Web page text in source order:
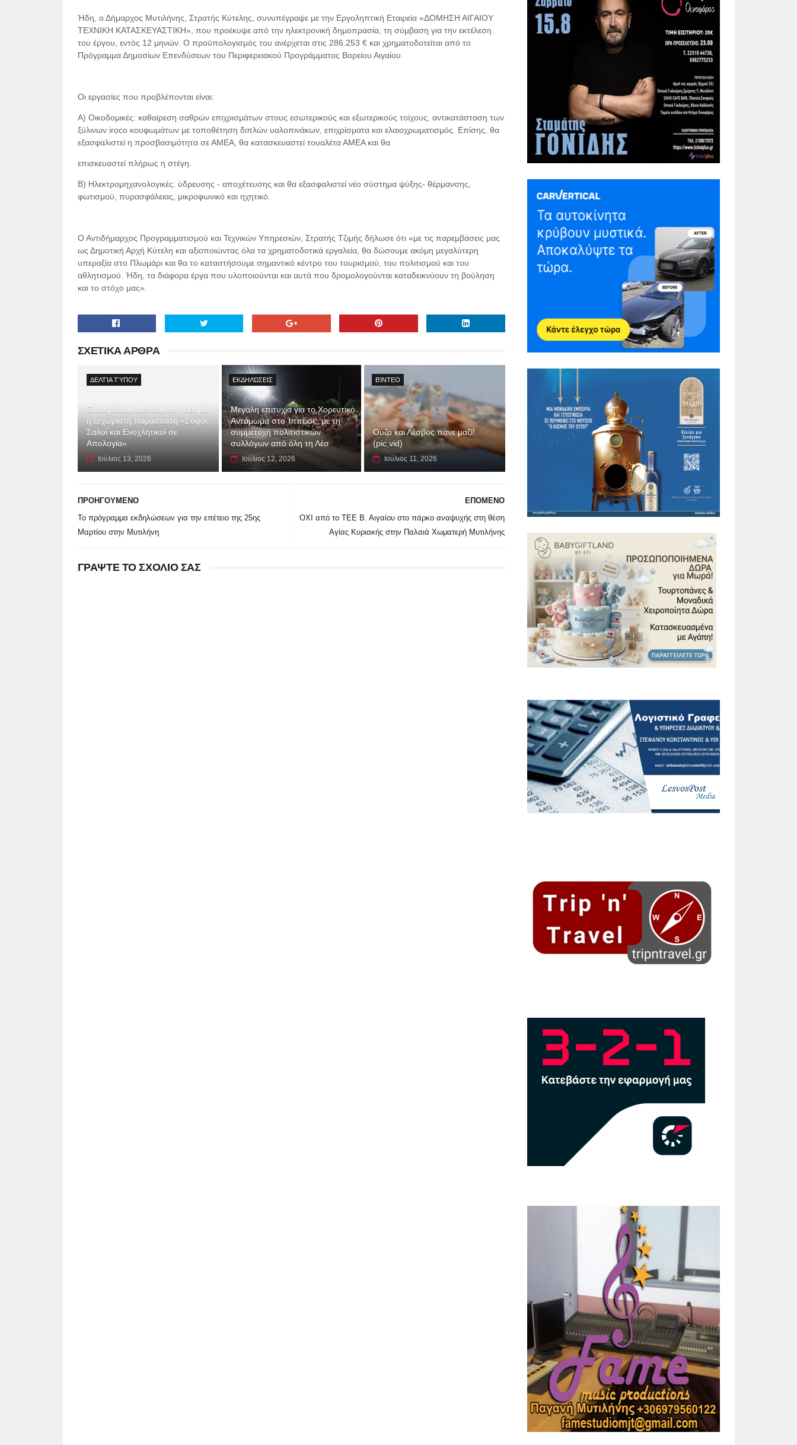
Ήδη, ο Δήμαρχος Μυτιλήνης, Στρατής Κύτελης, συνυπέγραψε με την Εργοληπτική Εταιρεία «ΔΟΜΗΣΗ ΑΙΓΑΙΟΥ
ΤΕΧΝΙΚΗ ΚΑΤΑΣΚΕΥΑΣΤΙΚΗ», που προέκυψε από την ηλεκτρονική δημοπρασία, τη σύμβαση για την εκτέλεση
του έργου, εντός 12 μηνών. Ο προϋπολογισμός του ανέρχεται στις 286.253 € και χρηματοδοτείται από το
Πρόγραμμα Δημοσίων Επενδύσεων του Περιφερειακού Προγράμματος Βορείου Αιγαίου.
Οι εργασίες που προβλέπονται είναι:
Α) Οικοδομικές: καθαίρεση σαθρών επιχρισμάτων στους εσωτερικούς και εξωτερικούς τοίχους, αντικατάσταση των
ξύλινων iroco κουφωμάτων με τοποθέτηση διπλών υαλοπινάκων, επιχρίσματα και ελαιοχρωματισμός. Επίσης, θα
εξασφαλιστεί η προσβασιμότητα σε ΑΜΕΑ, θα κατασκευαστεί τουαλέτα ΑΜΕΑ και θα
επισκευαστεί πλήρως η στέγη.
Β) Ηλεκτρομηχανολογικές: ύδρευσης - αποχέτευσης και θα εξασφαλιστεί νέο σύστημα ψύξης- θέρμανσης,
φωτισμού, πυρασφάλειας, μικροφωνικό και ηχητικό.
Ο Αντιδήμαρχος Προγραμματισμού και Τεχνικών Υπηρεσιών, Στρατής Τζιμής δήλωσε ότι «με τις παρεμβάσεις μας
ως Δημοτική Αρχή Κύτελη και αξιοποιώντας όλα τα χρηματοδοτικά εργαλεία, θα δώσουμε ακόμη μεγαλύτερη
υπεραξία στο Πλωμάρι και θα το καταστήσουμε σημαντικό κέντρο του τουρισμού, του πολιτισμού και του
αθλητισμού. Ήδη, τα διάφορα έργα που υλοποιούνται και αυτά που δρομολογούνται καταδεικνύουν τη βούληση
και το στόχο μας».
ΣΧΕΤΙΚΑ ΑΡΘΡΑ
ΔΕΛΤΊΑ ΤΎΠΟΥ
Στο Ιερό του Μέσσου στη Λέσβο
η ξεχωριστή παράσταση «Σοφοί,
Σαλοί και Ενοχλητικοί σε
Απολογία»
Ιούλιος 13, 2026
ΕΚΔΗΛΏΣΕΙΣ
Μεγάλη επιτυχία για το Χορευτικό
Αντάμωμα στο Ίππειος, με τη
συμμετοχή πολιτιστικών
συλλόγων από όλη τη Λέσ
Ιούλιος 12, 2026
ΒΊΝΤΕΟ
Ούζο και Λέσβος πάνε μαζί!
(pic,vid)
Ιούλιος 11, 2026
ΕΠΟΜΕΝΟ
ΟΧΙ από το ΤΕΕ Β. Αιγαίου στο πάρκο αναψυχής στη θέση
Αγίας Κυριακής στην Παλαιά Χωματερή Μυτιλήνης
ΠΡΟΗΓΟΥΜΕΝΟ
Το πρόγραμμα εκδηλώσεων για την επέτειο της 25ης
Μαρτίου στην Μυτιλήνη
ΓΡΑΨΤΕ ΤΟ ΣΧΟΛΙΟ ΣΑΣ